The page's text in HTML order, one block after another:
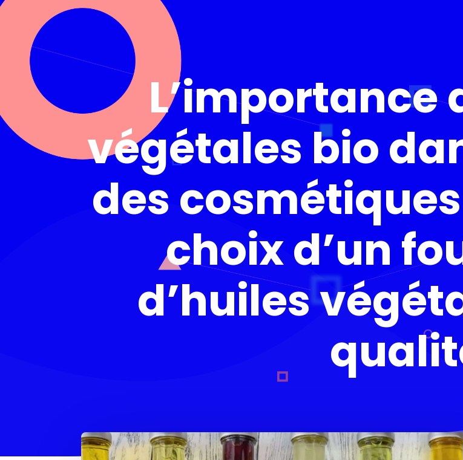
L’importance
végétales bio
des
choix d’un
d’huiles